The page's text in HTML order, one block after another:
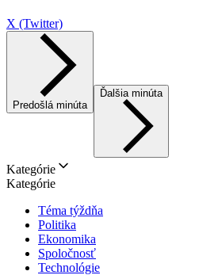
X (Twitter)
Predošlá minúta
Ďalšia minúta
Kategórie
Kategórie
Téma týždňa
Politika
Ekonomika
Spoločnosť
Technológie